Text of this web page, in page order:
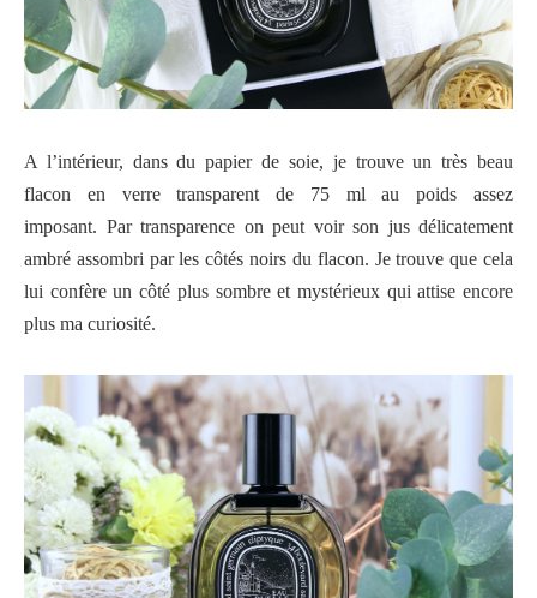
A l’intérieur, dans du papier de soie, je trouve un très beau
flacon en verre transparent de 75 ml au poids assez
imposant. Par transparence on peut voir son jus délicatement
ambré assombri par les côtés noirs du flacon. Je trouve que cela
lui confèreun côté plus sombre et mystérieux qui attise encore
plus ma curiosité.